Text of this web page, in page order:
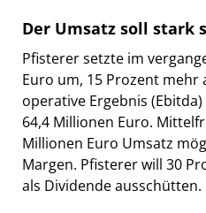
Der Umsatz soll stark
Pfisterer setzte im
Euro um, 15 Prozent mehr
operative Ergebnis
64,4 Millionen Euro.
Millionen Euro Umsatz
Margen. Pfisterer will 30
als Dividende ausschütten.